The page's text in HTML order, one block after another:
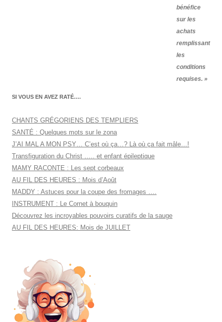
bénéfice
sur les
achats
remplissant
les
conditions
requises. »
SI VOUS EN AVEZ RATÉ….
CHANTS GRÉGORIENS DES TEMPLIERS
SANTÉ : Quelques mots sur le zona
J’AI MAL A MON PSY… C’est où ça…? Là où ça fait mâle…!
Transfiguration du Christ ….. et enfant épileptique
MAMY RACONTE : Les sept corbeaux
AU FIL DES HEURES : Mois d’Août
MADDY : Astuces pour la coupe des fromages ….
INSTRUMENT : Le Cornet à bouquin
Découvrez les incroyables pouvoirs curatifs de la sauge
AU FIL DES HEURES: Mois de JUILLET